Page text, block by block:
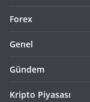
Forex
Genel
Gündem
Kripto Piyasası